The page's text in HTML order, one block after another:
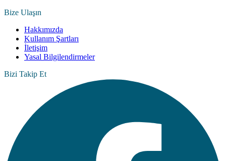
Bize Ulaşın
Hakkımızda
Kullanım Şartları
İletişim
Yasal Bilgilendirmeler
Bizi Takip Et